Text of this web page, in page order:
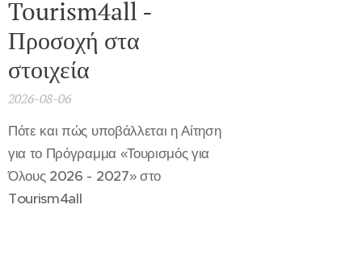
Tourism4all -
Προσοχή στα
στοιχεία
2026-08-06
Πότε και πώς υποβάλλεται η Αίτηση
για το Πρόγραμμα «Τουρισμός για
Όλους 2026 - 2027» στο
Tourism4all